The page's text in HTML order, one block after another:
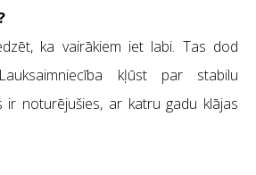
ka vairākiem iet labi. Tas dod
kļūst par stabilu
ir noturējušies, ar katru gadu klājas